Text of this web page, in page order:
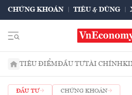
CHỨNG KHOÁN TIÊU & DÙNG
TIÊU ĐIỂMĐẦU TƯTÀI CHÍNH
ĐẦU TƯ CHỨNG KHOÁN